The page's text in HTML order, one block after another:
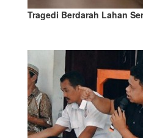
Tragedi Berdarah Lahan